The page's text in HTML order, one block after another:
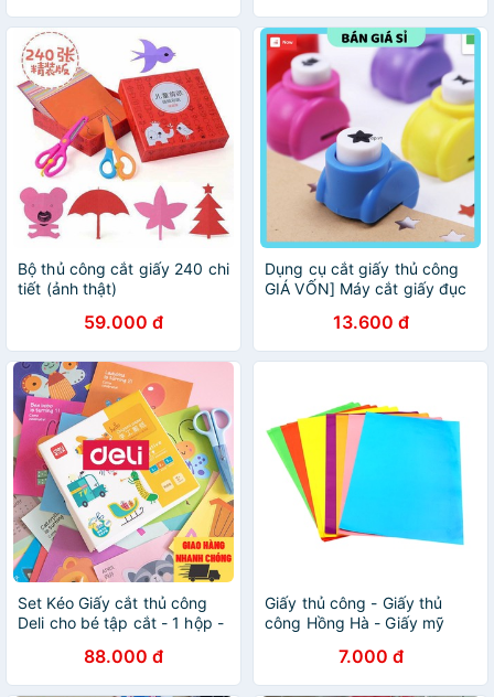
Bộ thủ công cắt giấy 240 chi
tiết (ảnh thật)
59.000 đ
Dụng cụ cắt giấy thủ công
GIÁ VỐN] Máy cắt giấy đục
gian, dùng trang trí thiệp,
album 7
13.600 đ
Set Kéo Giấy cắt thủ công
Deli cho bé tập cắt - 1 hộp -
88.000 đ
Giấy thủ công - Giấy thủ
công Hồng Hà - Giấy mỹ
7.000 đ